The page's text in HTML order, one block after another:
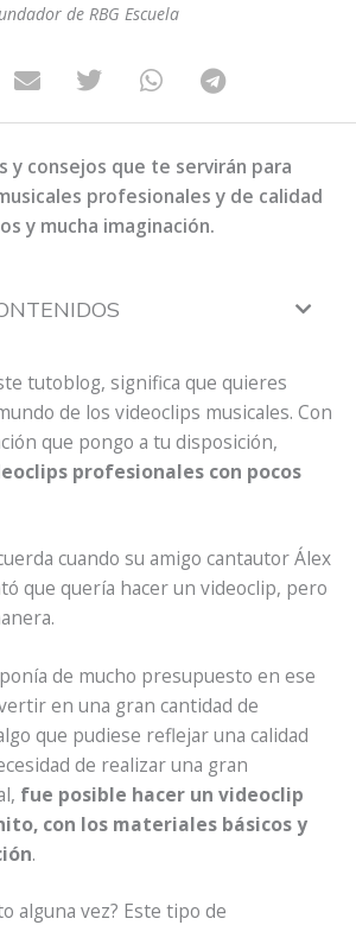
de RBG Escuela
y consejos que te servirán para
profesionales y de calidad
y mucha imaginación.
tutoblog, significa que quieres
de los videoclips musicales. Con
que pongo a tu disposición,
profesionales con pocos
cuando su amigo cantautor Álex
que quería hacer un videoclip, pero
de mucho presupuesto en ese
en una gran cantidad de
que pudiese reflejar una calidad
de realizar una gran
fue posible hacer un videoclip
con los materiales básicos y
.
alguna vez? Este tipo de